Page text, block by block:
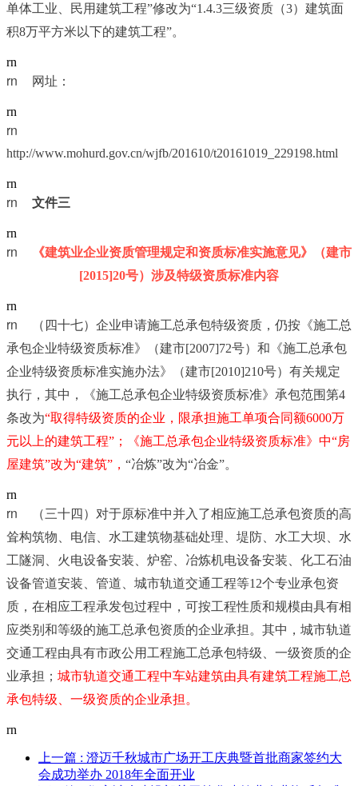
单体工业、民用建筑工程”修改为“1.4.3三级资质（3）建筑面
积8万平方米以下的建筑工程”。
rn
网址：
rn
http://www.mohurd.gov.cn/wjfb/201610/t20161019_229198.html
rn
文件三
rn
《建筑业企业资质管理规定和资质标准实施意见》（建市
[2015]20号）涉及特级资质标准内容
rn
（四十七）企业申请施工总承包特级资质，仍按《施工总
承包企业特级资质标准》（建市[2007]72号）和《施工总承包
企业特级资质标准实施办法》（建市[2010]210号）有关规定
执行，其中，《施工总承包企业特级资质标准》承包范围第4
条改为“取得特级资质的企业，限承担施工单项合同额6000万
元以上的建筑工程”；《施工总承包企业特级资质标准》中“房
屋建筑”改为“建筑”， “冶炼”改为“冶金”。
rn
（三十四）对于原标准中并入了相应施工总承包资质的高
耸构筑物、电信、水工建筑物基础处理、堤防、水工大坝、水
工隧洞、火电设备安装、炉窑、冶炼机电设备安装、化工石油
设备管道安装、管道、城市轨道交通工程等12个专业承包资
质，在相应工程承发包过程中，可按工程性质和规模由具有相
应类别和等级的施工总承包资质的企业承担。其中，城市轨道
交通工程由具有市政公用工程施工总承包特级、一级资质的企
业承担； 城市轨道交通工程中车站建筑由具有建筑工程施工总
承包特级、一级资质的企业承担。
rn
上一篇 : 澄迈千秋城市广场开工庆典暨首批商家签约大
会成功举办 2018年全面开业